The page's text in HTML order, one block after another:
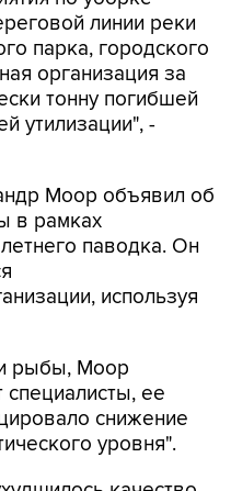
линии реки
парка, городского
организация за
тонну погибшей
утилизации", -
Моор объявил об
в рамках
паводка. Он
используя
рыбы, Моор
специалисты, ее
снижение
уровня".